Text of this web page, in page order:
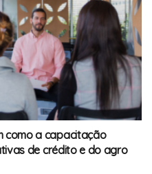
como a capacitação
de crédito e do agro